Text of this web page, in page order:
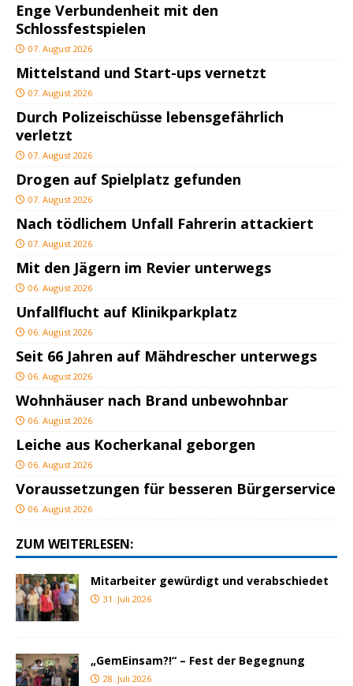
Enge Verbundenheit mit den
Schlossfestspielen
07. August 2026
Mittelstand und Start-ups vernetzt
07. August 2026
Durch Polizeischüsse lebensgefährlich
verletzt
07. August 2026
Drogen auf Spielplatz gefunden
07. August 2026
Nach tödlichem Unfall Fahrerin attackiert
07. August 2026
Mit den Jägern im Revier unterwegs
06. August 2026
Unfallflucht auf Klinikparkplatz
06. August 2026
Seit 66 Jahren auf Mähdrescher unterwegs
06. August 2026
Wohnhäuser nach Brand unbewohnbar
06. August 2026
Leiche aus Kocherkanal geborgen
06. August 2026
Voraussetzungen für besseren Bürgerservice
06. August 2026
ZUM WEITERLESEN:
Mitarbeiter gewürdigt und verabschiedet
31. Juli 2026
„GemEinsam?!“ – Fest der Begegnung
28. Juli 2026